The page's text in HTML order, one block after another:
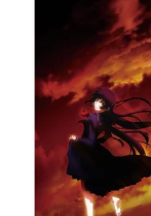
Адвокатов
Режиссёрская версия
Сверхспособности
Слэшер
обнажённой натурой
Чёрная комедия
В ожидании